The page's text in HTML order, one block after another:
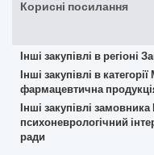
Корисні посилання
Інші закупівлі в регіоні
Інші закупівлі в
фармацевтична
Інші закупівлі
психоневрологічний
ради